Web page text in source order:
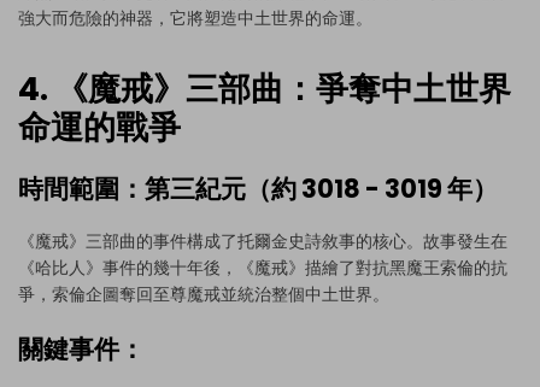
強大而危險的神器，它將塑造中土世界的命運。
4. 《魔戒》三部曲：爭奪中土世界
命運的戰爭
時間範圍：第三紀元（約 3018 - 3019 年）
《魔戒》三部曲的事件構成了托爾金史詩敘事的核心。故事發生在
《哈比人》事件的幾十年後，《魔戒》描繪了對抗黑魔王索倫的抗
爭，索倫企圖奪回至尊魔戒並統治整個中土世界。
關鍵事件：